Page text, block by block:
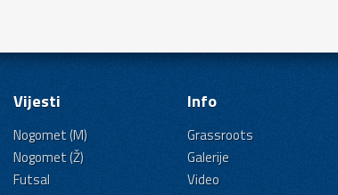
Vijesti
Nogomet (M)
Nogomet (Ž)
Futsal
Info
Grassroots
Galerije
Video